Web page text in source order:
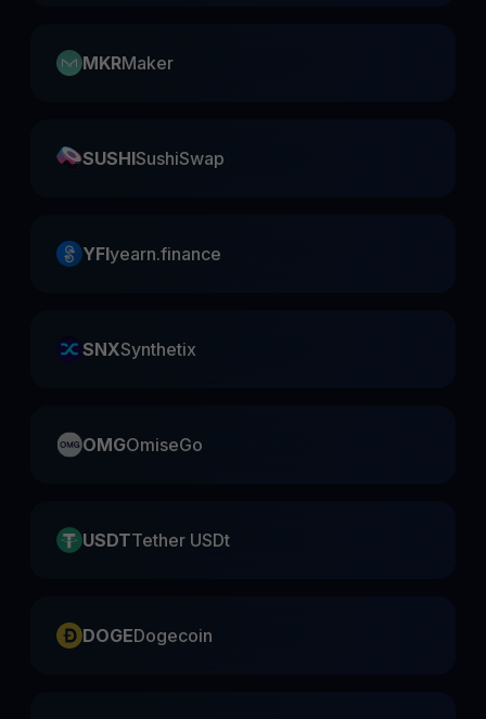
MKRMaker
SUSHISushiSwap
YFIyearn.finance
SNXSynthetix
OMGOmiseGo
USDTTether USDt
DOGEDogecoin